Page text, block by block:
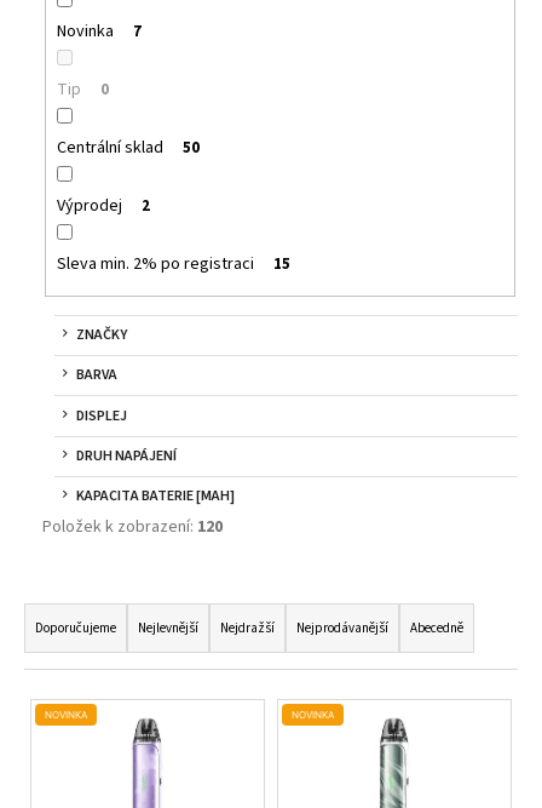
Novinka 7
Tip 0
Centrální sklad 50
Výprodej 2
Sleva min. 2% po registraci 15
ZNAČKY
BARVA
DISPLEJ
DRUH NAPÁJENÍ
KAPACITA BATERIE [MAH]
Položek k zobrazení: 120
Ř
A
Z
E
N
Doporučujeme Nejlevnější Nejdražší Nejprodávanější Abecedně
V
Ý
NOVINKA NOVINKA
DEKANG
DESERT
SHIP
11MG
Původně: